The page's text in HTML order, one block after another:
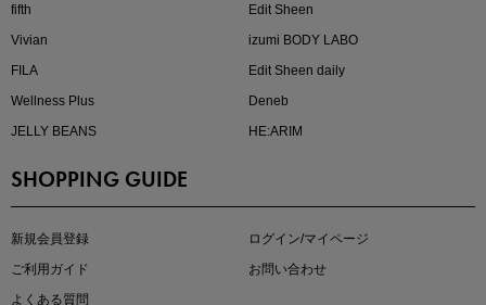
fifth
Edit Sheen
Vivian
izumi BODY LABO
FILA
Edit Sheen daily
Wellness Plus
Deneb
JELLY BEANS
HE:ARIM
SHOPPING GUIDE
新規会員登録
ログイン/マイページ
ご利用ガイド
お問い合わせ
よくある質問